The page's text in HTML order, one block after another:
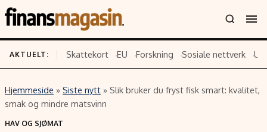
Innhold
Siste nytt
AKTUELT: Skattekort EU Forskning Sosiale nettverk
Hjemmeside » Siste nytt » Slik bruker du fryst fisk smart: kvalitet,
smak og mindre matsvinn
HAV OG SJØMAT